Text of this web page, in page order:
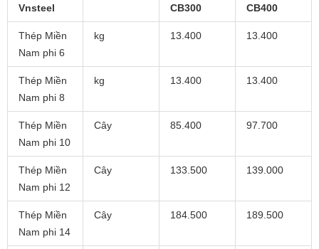
Vnsteel
CB300
CB400
Thép Miền
Nam phi 6
kg 13.400 13.400
Thép Miền
Nam phi 8
kg 13.400 13.400
Thép Miền
Nam phi 10
Cây 85.400 97.700
Thép Miền
Nam phi 12
Cây 133.500 139.000
Thép Miền
Nam phi 14
Cây 184.500 189.500